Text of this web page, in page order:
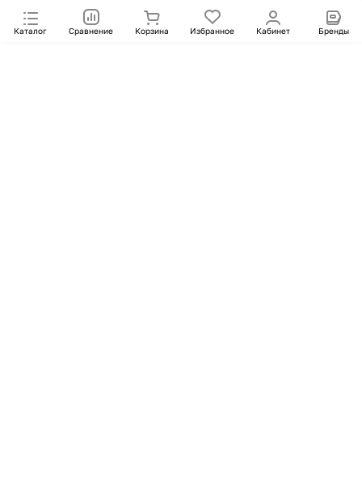
Каталог Сравнение Корзина Избранное Кабинет Бренды